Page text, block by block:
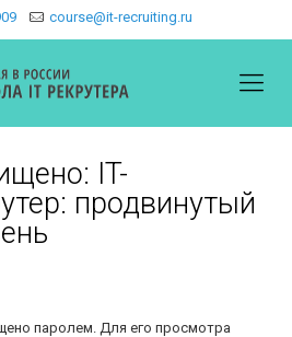
course@it-recruiting.ru
IT-
продвинутый
паролем. Для его просмотра